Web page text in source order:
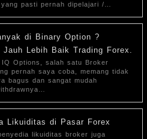
pasti pernah dipelajari /…
di Binary Option ?
Jauh Lebih Baik Trading Forex.
Options, salah satu Broker
pernah saya coba, memang tidak
bagus dan sangat mudah
Likuiditas di Pasar Forex
likuiditas broker juga